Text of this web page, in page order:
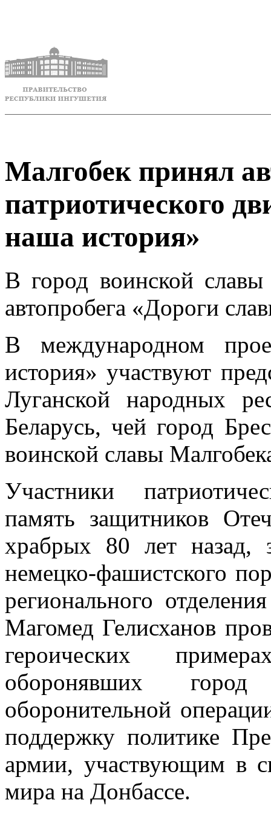
Малгобек принял
патриотического
наша история»
В город воинской
автопробега «Дороги
В международном
история» участвуют
Луганской народных
Беларусь, чей город
воинской славы
Участники
память защитников
храбрых 80 лет назад,
немецко-фашистского
регионального
Магомед Гелисханов
героических
оборонявших
оборонительной
поддержку политике
армии, участвующим в
мира на Донбассе.